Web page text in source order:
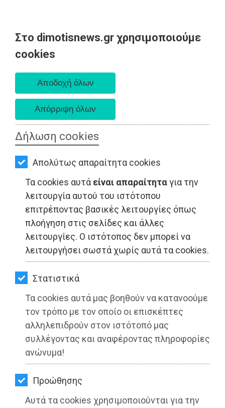
Στο dimotisnews.gr χρησιμοποιούμε
cookies
Δήλωση cookies
Απολύτως απαραίτητα cookies
Τα cookies αυτά είναι απαραίτηταγια την
λειτουργία αυτού του ιστότοπου
επιτρέποντας βασικές λειτουργίες όπως
πλοήγηση στις σελίδες και άλλες
λειτουργίες. Ο ιστότοπος δεν μπορεί να
λειτουργήσει σωστά χωρίς αυτά τα cookies.
Στατιστικά
Τα cookies αυτά μας βοηθούν να κατανοούμε
τον τρόπο με τον οποίο οι επισκέπτες
αλληλεπιδρούν στον ιστότοπό μας
συλλέγοντας και αναφέροντας πληροφορίες
ανώνυμα!
Προώθησης
Αυτά τα cookies χρησιμοποιούνται για την
AΡΧΙΚΗ
ΕΙΔΗΣΕΙΣ
ΠΟΛΙΤΙΚΗ
ΤΟΠΙΚΗ
ΑΥΤΟΔΙΟΙΚΗΣΗ
ΟΙΚΟΝΟΜΙΑ
ΑΘΛΗΤΙΣΜΟΣ
ΠΟΛΙΤΙΣΜΟΣ
ΣΠΙΤΙ-
ΚΗΠΟΣ
ΥΓΕΙΑ
LIFESTYLE
ΤΑΞΙΔΙΑ
ΕΞΟΔΟΣ
ΠΕΡΙΒΑΛΛΟΝ
ΚΑΤΟΙΚΙΔΙΟ
ΑΓΓΕΛΙΕΣ
ΤΟΠΙΚΗ ΑΥΤΟΔΙΟΙΚΗΣΗ - Αττική
ΠΕΡΙΦΕΡΕΙΑ ΑΤΤΙΚΗΣ: Το πολιτιστικό
καλοκαίρι συνεχίζεται με εξαιρετικές
συναυλίες και θεατρικές
παραστάσεις
Διαβάστηκε 2511 φορές